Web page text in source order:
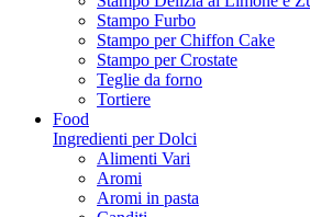
Stampo Furbo
Stampo per Chiffon Cake
Stampo per Crostate
Teglie da forno
Tortiere
Food
Ingredienti per Dolci
Alimenti Vari
Aromi
Aromi in pasta